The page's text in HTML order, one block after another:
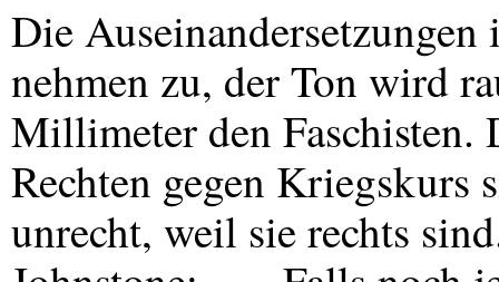
Die
nehmen zu, der Ton wird
Millimeter den Faschisten.
Rechten gegen Kriegskurs
unrecht, weil sie rechts